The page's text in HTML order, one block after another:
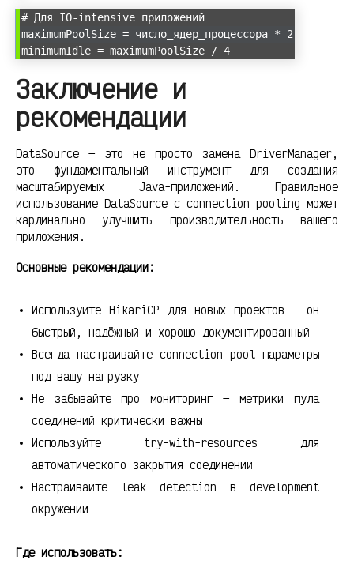
# Для IO-intensive приложений
maximumPoolSize = число_ядер_процессора * 2
minimumIdle = maximumPoolSize / 4
Заключение и
рекомендации
DataSource — это не просто замена DriverManager,
это фундаментальный инструмент для создания
масштабируемых Java-приложений. Правильное
использование DataSource с connection pooling может
кардинально улучшить производительность вашего
приложения.
Основные рекомендации:
Используйте HikariCP для новых проектов — он
быстрый, надёжный и хорошо документированный
Всегда настраивайте connection pool параметры
под вашу нагрузку
Не забывайте про мониторинг — метрики пула
соединений критически важны
Используйте try-with-resources для
автоматического закрытия соединений
Настраивайте leak detection в development
окружении
Где использовать: